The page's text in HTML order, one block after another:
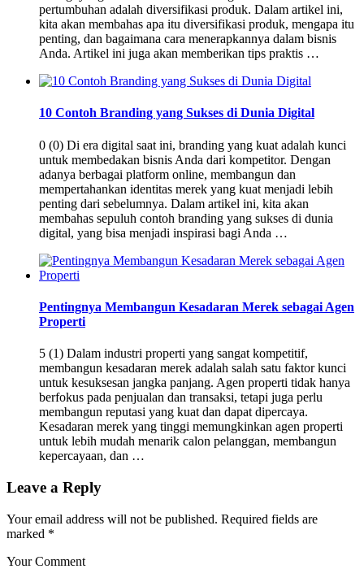
pertumbuhan adalah diversifikasi produk. Dalam artikel ini,
kita akan membahas apa itu diversifikasi produk, mengapa itu
penting, dan bagaimana cara menerapkannya dalam bisnis
Anda. Artikel ini juga akan memberikan tips praktis …
10 Contoh Branding yang Sukses di Dunia Digital
0 (0) Di era digital saat ini, branding yang kuat adalah kunci
untuk membedakan bisnis Anda dari kompetitor. Dengan
adanya berbagai platform online, membangun dan
mempertahankan identitas merek yang kuat menjadi lebih
penting dari sebelumnya. Dalam artikel ini, kita akan
membahas sepuluh contoh branding yang sukses di dunia
digital, yang bisa menjadi inspirasi bagi Anda …
Pentingnya Membangun Kesadaran Merek sebagai Agen
Properti
5 (1) Dalam industri properti yang sangat kompetitif,
membangun kesadaran merek adalah salah satu faktor kunci
untuk kesuksesan jangka panjang. Agen properti tidak hanya
berfokus pada penjualan dan transaksi, tetapi juga perlu
membangun reputasi yang kuat dan dapat dipercaya.
Kesadaran merek yang tinggi memungkinkan agen properti
untuk lebih mudah menarik calon pelanggan, membangun
kepercayaan, dan …
Leave a Reply
Your email address will not be published. Required fields are
marked *
Your Comment